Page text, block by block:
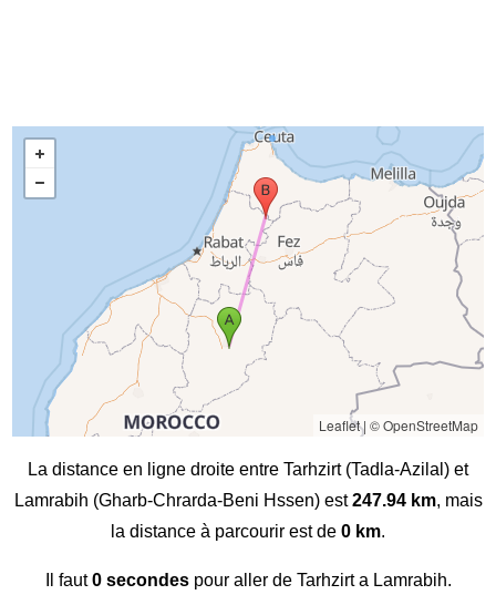
Leaflet| © OpenStreetMap
La distance en ligne droite entre Tarhzirt (Tadla-Azilal) et
Lamrabih (Gharb-Chrarda-Beni Hssen) est247.94 km, mais
la distance à parcourir est de 0 km.
Il faut0 secondespour aller de Tarhzirt a Lamrabih.